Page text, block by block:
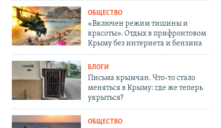
ОБЩЕСТВО
«Включен режим тишины и
красоты». Отдых в прифронтовом
Крыму без интернета и бензина
БЛОГИ
Письма крымчан. Что-то стало
меняться в Крыму: где же теперь
укрыться?
ОБЩЕСТВО